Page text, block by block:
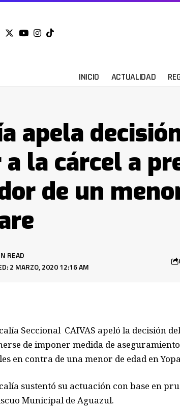
INICIO ACTUALIDAD
apela
la cárcel a
de un
2 MARZO, 2020 12:16 AM
READ
Seccional CAIVAS apeló la decisión
de imponer medida de
en contra de una menor de edad en
sustentó su actuación con base en
Municipal de Aguazul.